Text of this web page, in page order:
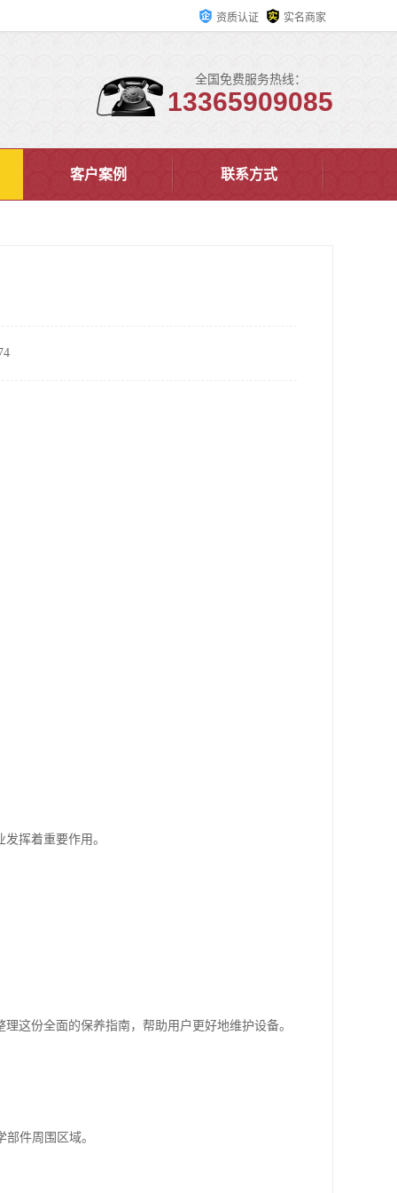
资质认证 实名商家
全国免费服务热线：
13365909085
客户案例 联系方式
挥着重要作用。
这份全面的保养指南，帮助用户更好地维护设备。
件周围区域。